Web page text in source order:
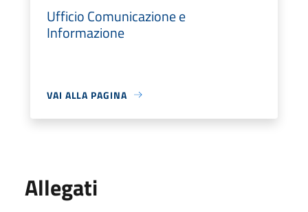
Ufficio Comunicazione e
Informazione
VAI ALLA PAGINA
Allegati